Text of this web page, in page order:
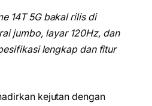
14T 5G bakal rilis di
jumbo, layar 120Hz, dan
lengkap dan fitur
kejutan dengan